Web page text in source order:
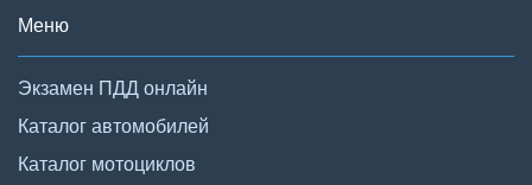
Меню
Экзамен ПДД онлайн
Каталог автомобилей
Каталог мотоциклов